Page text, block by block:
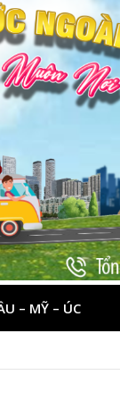
– MỸ – ÚC